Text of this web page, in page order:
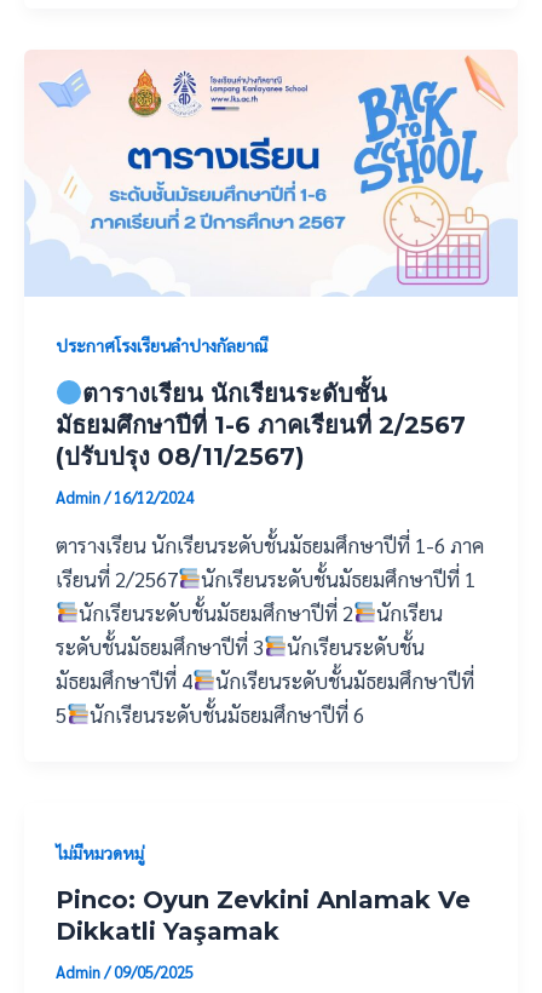
ประกาศโรงเรียนลำปางกัลยาณี
ตารางเรียน นักเรียนระดับชั้น
มัธยมศึกษาปีที่ 1-6 ภาคเรียนที่ 2/2567
(ปรับปรุง 08/11/2567)
Admin/16/12/2024
ตารางเรียน นักเรียนระดับชั้นมัธยมศึกษาปีที่ 1-6 ภาค
เรียนที่ 2/2567
นักเรียนระดับชั้นมัธยมศึกษาปีที่ 1
นักเรียนระดับชั้นมัธยมศึกษาปีที่ 2
นักเรียน
ระดับชั้นมัธยมศึกษาปีที่ 3
นักเรียนระดับชั้น
มัธยมศึกษาปีที่ 4
นักเรียนระดับชั้นมัธยมศึกษาปีที่
5
นักเรียนระดับชั้นมัธยมศึกษาปีที่ 6
ไม่มีหมวดหมู่
Pinco: Oyun Zevkini Anlamak Ve
Dikkatli Yaşamak
Admin/09/05/2025